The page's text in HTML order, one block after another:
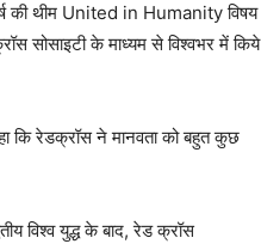
की थीम United in Humanity विषय
सोसाइटी के माध्यम से विश्वभर में किये
कि रेडक्रॉस ने मानवता को बहुत कुछ
विश्व युद्ध के बाद, रेड क्रॉस